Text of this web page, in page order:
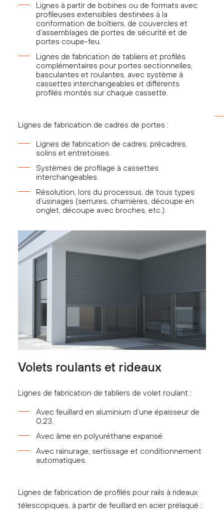
Lignes à partir de bobines ou de formats avec
profileuses extensibles destinées à la
conformation de boîtiers, de couvercles et
d’assemblages de portes de sécurité et de
portes coupe-feu.
Lignes de fabrication de tabliers et profilés
complémentaires pour portes sectionnelles,
basculantes et roulantes, avec système à
cassettes interchangeables et différents
profilés montés sur chaque cassette.
Lignes de fabrication de cadres de portes :
Lignes de fabrication de cadres, précadres,
solins et entretoises.
Systèmes de profilage à cassettes
interchangeables.
Résolution, lors du processus, de tous types
d’usinages (serrures, charnières, découpe en
onglet, découpe avec broches, etc.).
Volets roulants et rideaux
Lignes de fabrication de tabliers de volet roulant :
Avec feuillard en aluminium d’une épaisseur de
0,23.
Avec âme en polyuréthane expansé.
Avec rainurage, sertissage et conditionnement
automatiques.
Lignes de fabrication de profilés pour rails à rideaux
télescopiques, à partir de feuillard en acier prélaqué :